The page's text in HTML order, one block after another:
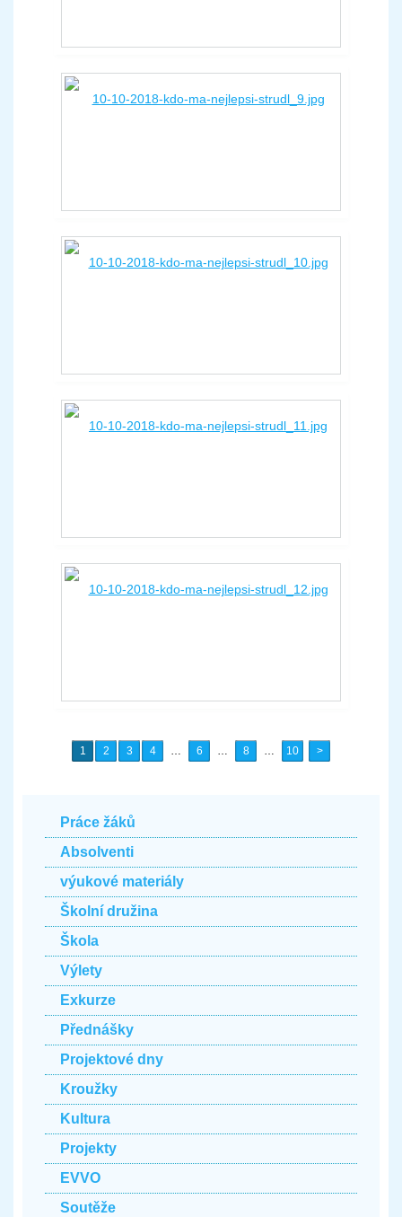
1 2 3 4 … 6 … 8 … 10
Práce žáků
Absolventi
výukové materiály
Školní družina
Škola
Výlety
Exkurze
Přednášky
Projektové dny
Kroužky
Kultura
Projekty
EVVO
Soutěže